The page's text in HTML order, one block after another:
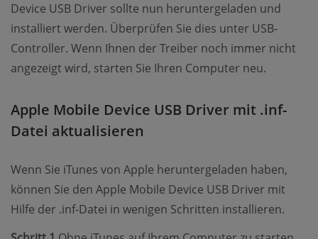
Device USB Driver sollte nun heruntergeladen und
installiert werden. Überprüfen Sie dies unter USB-
Controller. Wenn Ihnen der Treiber noch immer nicht
angezeigt wird, starten Sie Ihren Computer neu.
Apple Mobile Device USB Driver mit .inf-
Datei aktualisieren
Wenn Sie iTunes von Apple heruntergeladen haben,
können Sie den Apple Mobile Device USB Driver mit
Hilfe der .inf-Datei in wenigen Schritten installieren.